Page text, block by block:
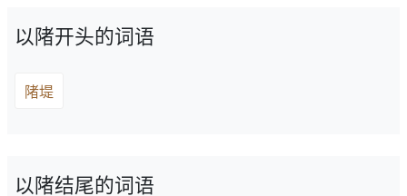
以陼开头的词语
陼堤
以陼结尾的词语